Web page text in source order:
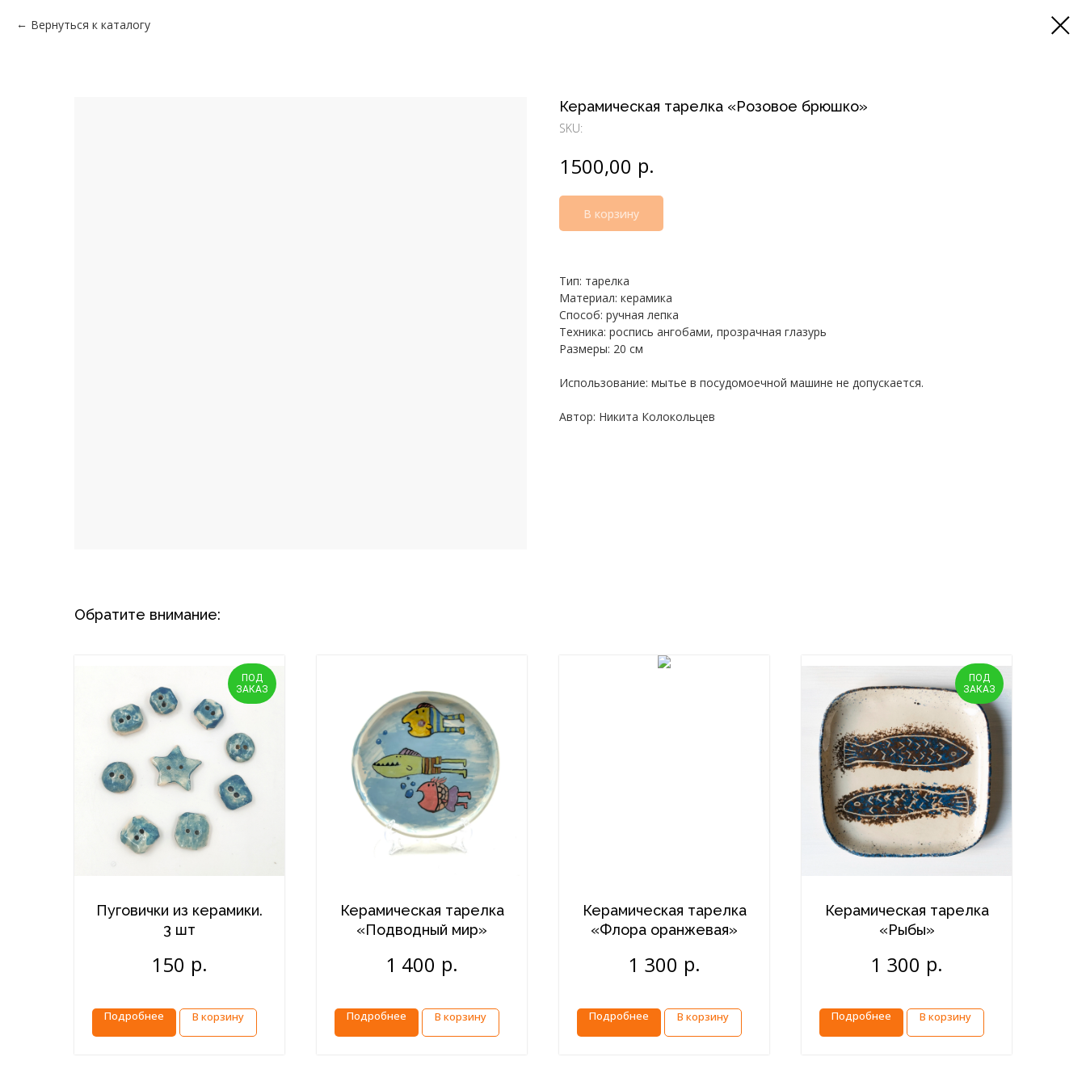
Вернуться к каталогу
Керамическая тарелка «Розовое брюшко»
SKU:
1500,00 р.
В корзину
Тип: тарелка
Материал: керамика
Способ: ручная лепка
Техника: роспись ангобами, прозрачная глазурь
Размеры: 20 см
Использование: мытье в посудомоечной машине не допускается.
Автор: Никита Колокольцев
Обратите внимание:
ПОД
ЗАКАЗ
Пуговички из керамики.
3 шт
150 р.
Подробнее В корзину
Керамическая тарелка
«Подводный мир»
1 400 р.
Подробнее В корзину
Керамическая тарелка
«Флора оранжевая»
1 300 р.
Подробнее В корзину
ПОД
ЗАКАЗ
Керамическая тарелка
«Рыбы»
1 300 р.
Подробнее В корзину